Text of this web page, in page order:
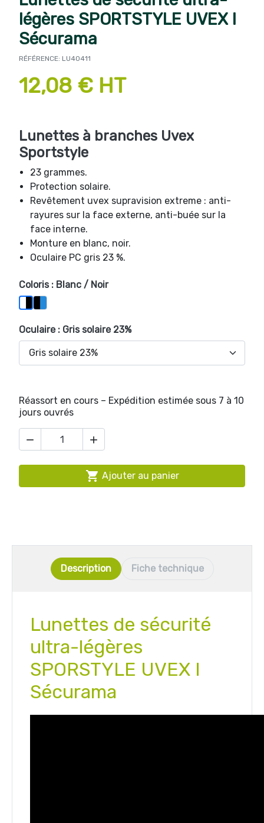
légères SPORTSTYLE UVEX I
Sécurama
RÉFÉRENCE: LU40411
12,08 € HT
Lunettes à branches Uvex
Sportstyle
23 grammes.
Protection solaire.
Revêtement uvex supravision extreme : anti-
rayures sur la face externe, anti-buée sur la
face interne.
Monture en blanc, noir.
Oculaire PC gris 23 %.
Coloris : Blanc / Noir
Blanc / Noir
Bleu / Noir
Oculaire : Gris solaire 23%
Réassort en cours – Expédition estimée sous 7 à 10
jours ouvrés
 
 Ajouter au panier
Description Fiche technique
Lunettes de sécurité
ultra-légères
SPORSTYLE UVEX I
Sécurama